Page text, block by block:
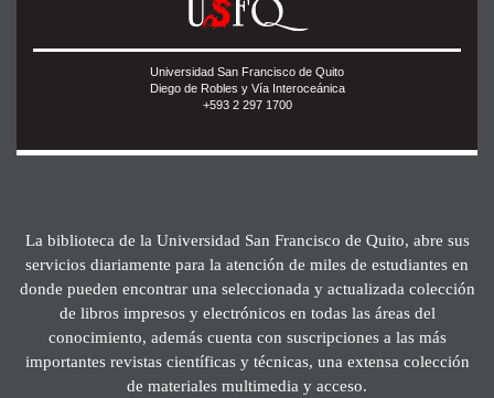
Universidad San Francisco de Quito
Diego de Robles y Vía Interoceánica
+593 2 297 1700
La biblioteca de la Universidad San Francisco de Quito, abre sus
servicios diariamente para la atención de miles de estudiantes en
donde pueden encontrar una seleccionada y actualizada colección
de libros impresos y electrónicos en todas las áreas del
conocimiento, además cuenta con suscripciones a las más
importantes revistas científicas y técnicas, una extensa colección
de materiales multimedia y acceso.